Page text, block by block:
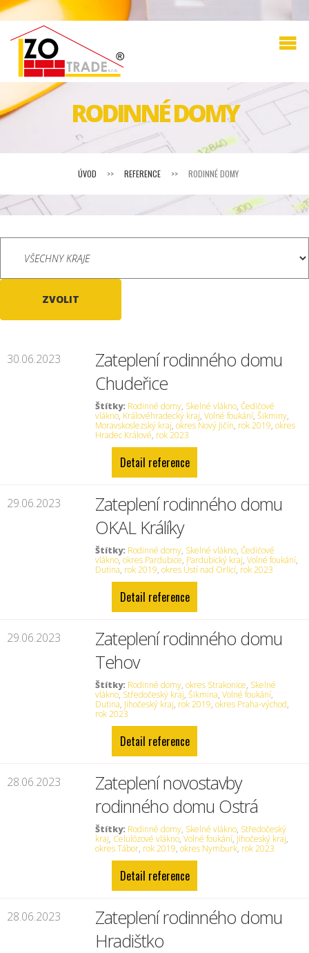
RODINNÉ DOMY
ÚVOD >> REFERENCE >> RODINNÉ DOMY
30.06.2023
Zateplení rodinného domu
Chudeřice
Štítky: Rodinné domy, Skelné vlákno,Čedičové
vlákno, Královéhradecký kraj,Volné foukání,Šikminy,
Moravskoslezský kraj,okres Nový Jičín, rok 2019,okres
Hradec Králové, rok 2023
Detail reference
29.06.2023
Zateplení rodinného domu
OKAL Králíky
Štítky: Rodinné domy, Skelné vlákno,Čedičové
vlákno,okres Pardubice, Pardubický kraj,Volné foukání,
Dutina, rok 2019,okres Ústí nad Orlicí, rok 2023
Detail reference
29.06.2023
Zateplení rodinného domu
Tehov
Štítky: Rodinné domy,okres Strakonice, Skelné
vlákno, Středočeský kraj,Šikmina,Volné foukání,
Dutina, Jihočeský kraj, rok 2019,okres Praha-východ,
rok 2023
Detail reference
28.06.2023
Zateplení novostavby
rodinného domu Ostrá
Štítky: Rodinné domy, Skelné vlákno, Středočeský
kraj, Celulózové vlákno,Volné foukání, Jihočeský kraj,
okres Tábor, rok 2019,okres Nymburk, rok 2023
Detail reference
28.06.2023
Zateplení rodinného domu
Hradištko